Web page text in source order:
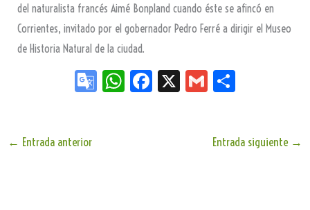
del naturalista francés Aimé Bonpland cuando éste se afincó en
Corrientes, invitado por el gobernador Pedro Ferré a dirigir el Museo
de Historia Natural de la ciudad.
Go W
Fa
X
G
← Entrada anterior Entrada siguiente →